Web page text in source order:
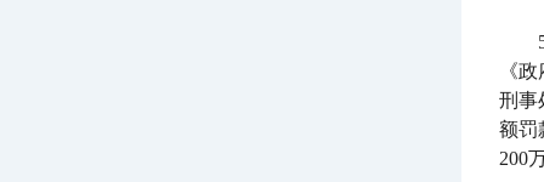
《
刑事
额罚
200